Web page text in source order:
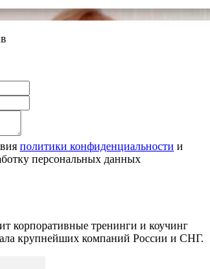
политики конфиденциальности и
персональных данных
корпоративные тренинги и коучинг
крупнейших компаний России и СНГ.